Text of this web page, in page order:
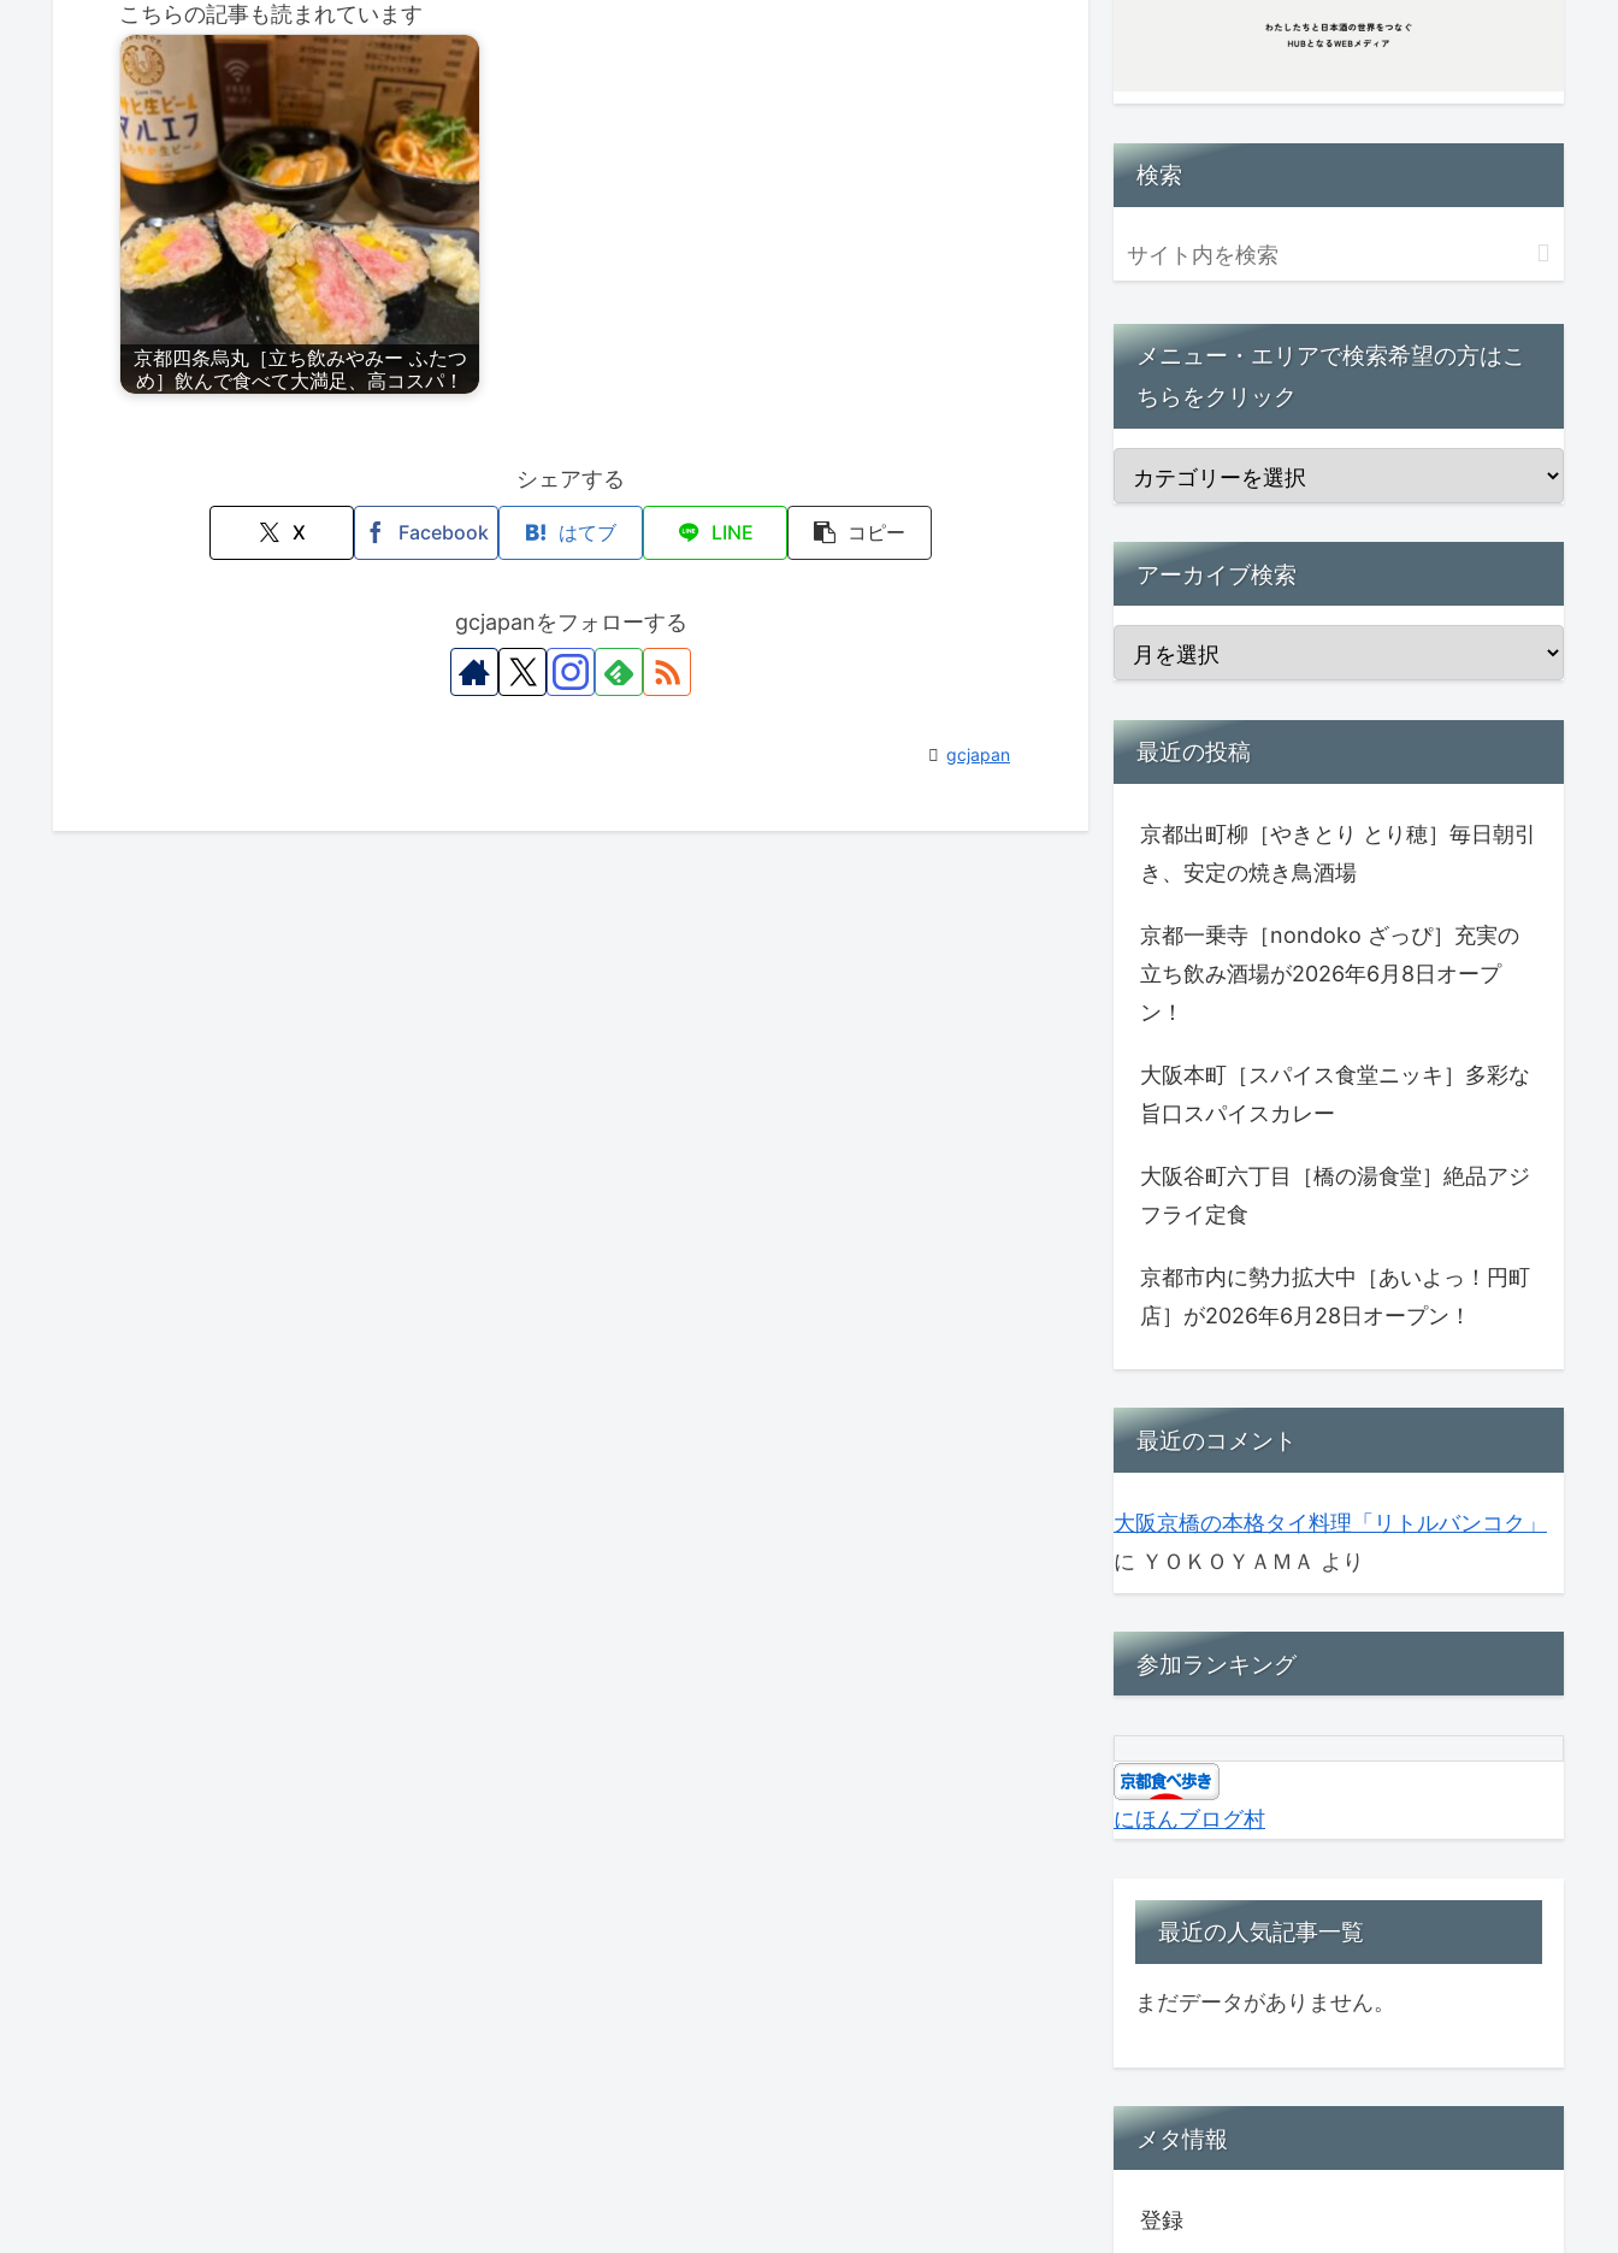
こちらの記事も読まれています
京都四条烏丸［立ち飲みやみー ふたつ
め］飲んで食べて大満足、高コスパ！
シェアする
X Facebook はてブ LINE コピー
gcjapanをフォローする
gcjapan
検索
メニュー・エリアで検索希望の方はこ
ちらをクリック
アーカイブ検索
最近の投稿
京都出町柳［やきとり とり穂］毎日朝引
き、安定の焼き鳥酒場
京都一乗寺［nondoko ざっぴ］充実の
立ち飲み酒場が2026年6月8日オープ
ン！
大阪本町［スパイス食堂ニッキ］多彩な
旨口スパイスカレー
大阪谷町六丁目［橋の湯食堂］絶品アジ
フライ定食
京都市内に勢力拡大中［あいよっ！円町
店］が2026年6月28日オープン！
最近のコメント
大阪京橋の本格タイ料理「リトルバンコク」
に ＹＯＫＯＹＡＭＡ より
参加ランキング
にほんブログ村
最近の人気記事一覧
まだデータがありません。
メタ情報
登録